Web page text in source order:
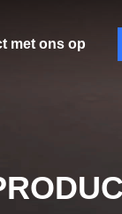
met ons op